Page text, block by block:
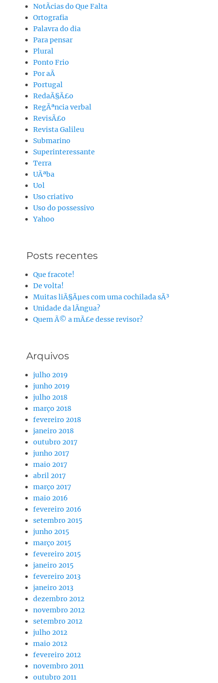
NotÃ­cias do Que Falta
Ortografia
Palavra do dia
Para pensar
Plural
Ponto Frio
Por aÃ­
Portugal
RedaÃ§Ã£o
RegÃªncia verbal
RevisÃ£o
Revista Galileu
Submarino
Superinteressante
Terra
UÃªba
Uol
Uso criativo
Uso do possessivo
Yahoo
Posts recentes
Que fracote!
De volta!
Muitas liÃ§Ãµes com uma cochilada sÃ³
Unidade da lÃ­ngua?
Quem Ã© a mÃ£e desse revisor?
Arquivos
julho 2019
junho 2019
julho 2018
março 2018
fevereiro 2018
janeiro 2018
outubro 2017
junho 2017
maio 2017
abril 2017
março 2017
maio 2016
fevereiro 2016
setembro 2015
junho 2015
março 2015
fevereiro 2015
janeiro 2015
fevereiro 2013
janeiro 2013
dezembro 2012
novembro 2012
setembro 2012
julho 2012
maio 2012
fevereiro 2012
novembro 2011
outubro 2011